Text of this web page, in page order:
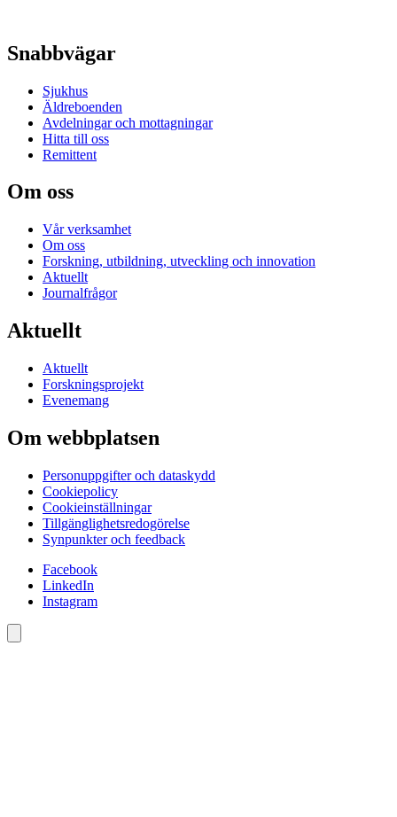
Snabbvägar
Sjukhus
Äldreboenden
Avdelningar och mottagningar
Hitta till oss
Remittent
Om oss
Vår verksamhet
Om oss
Forskning, utbildning, utveckling och innovation
Aktuellt
Journalfrågor
Aktuellt
Aktuellt
Forskningsprojekt
Evenemang
Om webbplatsen
Personuppgifter och dataskydd
Cookiepolicy
Cookieinställningar
Tillgänglighetsredogörelse
Synpunkter och feedback
Facebook
LinkedIn
Instagram